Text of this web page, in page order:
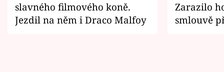
slavného filmového koně.
Jezdil na něm i Draco Malfoy
Zarazilo
smlouvě